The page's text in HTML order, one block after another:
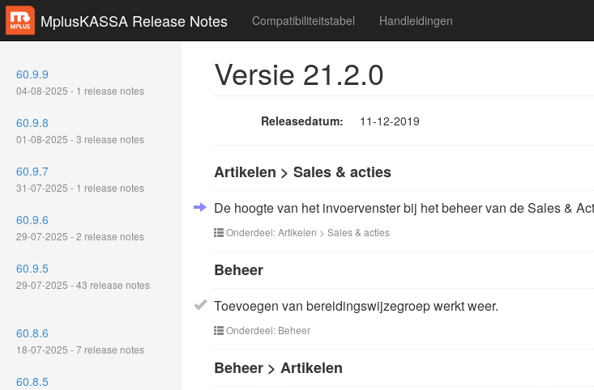
MplusKASSA Release Notes Compatibiliteitstabel Handleidingen
60.9.9
04-08-2025 - 1 release notes
60.9.8
01-08-2025 - 3 release notes
60.9.7
31-07-2025 - 1 release notes
60.9.6
29-07-2025 - 2 release notes
60.9.5
29-07-2025 - 43 release notes
60.8.6
18-07-2025 - 7 release notes
60.8.5
Versie 21.2.0
Releasedatum: 11-12-2019
Artikelen > Sales & acties
De hoogte van het invoervenster bij het beheer van de Sales &
Onderdeel: Artikelen > Sales & acties
Beheer
Toevoegen van bereidingswijzegroep werkt weer.
Onderdeel: Beheer
Beheer > Artikelen